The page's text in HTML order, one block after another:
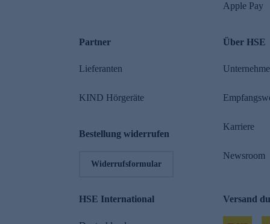
Apple Pay
Partner
Lieferanten
KIND Hörgeräte
Bestellung widerrufen
Widerrufsformular
Über HSE
Karriere
Newsroom
HSE International Versand